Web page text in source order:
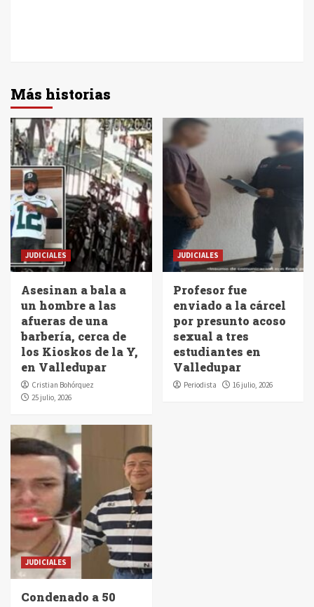
Más historias
JUDICIALES
Asesinan a bala a
un hombre a las
afueras de una
barbería, cerca de
los Kioskos de la Y,
en Valledupar
Cristian Bohórquez
25 julio, 2026
JUDICIALES
Profesor fue
enviado a la cárcel
por presunto acoso
sexual a tres
estudiantes en
Valledupar
Periodista 16 julio, 2026
JUDICIALES
Condenado a 50